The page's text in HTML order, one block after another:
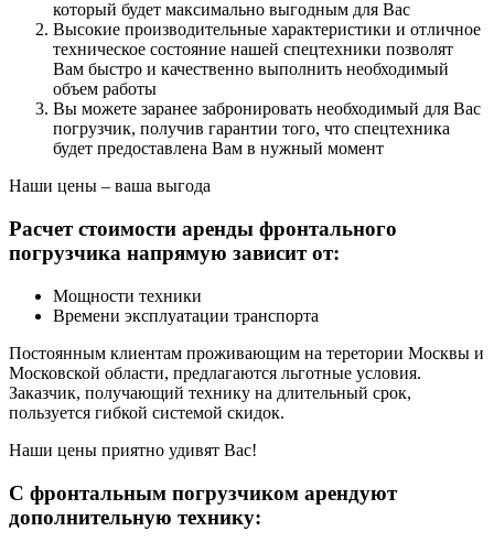
который будет максимально выгодным для Вас
Высокие производительные характеристики и отличное
техническое состояние нашей спецтехники позволят
Вам быстро и качественно выполнить необходимый
объем работы
Вы можете заранее забронировать необходимый для Вас
погрузчик, получив гарантии того, что спецтехника
будет предоставлена Вам в нужный момент
Наши цены – ваша выгода
Расчет стоимости аренды фронтального
погрузчика напрямую зависит от:
Мощности техники
Времени эксплуатации транспорта
Постоянным клиентам проживающим на теретории Москвы и
Московской области, предлагаются льготные условия.
Заказчик, получающий технику на длительный срок,
пользуется гибкой системой скидок.
Наши цены приятно удивят Вас!
С фронтальным погрузчиком арендуют
дополнительную технику: